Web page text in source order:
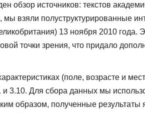
источников: текстов
взяли полуструктурированные
13 ноября 2010 года.
точки зрения, что придало
(поле, возрасте и
3.10. Для сбора данных мы
образом, полученные